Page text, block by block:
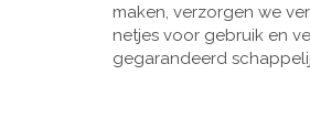
maken, verzorgen we
netjes voor gebruik en
gegarandeerd